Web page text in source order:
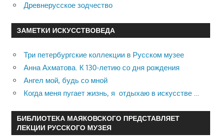
Древнерусское зодчество
ЗАМЕТКИ ИСКУССТВОВЕДА
Три петербургские коллекции в Русском музее
Анна Ахматова. К 130-летию со дня рождения
Ангел мой, будь со мной
Когда меня пугает жизнь, я отдыхаю в искусстве …
БИБЛИОТЕКА МАЯКОВСКОГО ПРЕДСТАВЛЯЕТ
ЛЕКЦИИ РУССКОГО МУЗЕЯ